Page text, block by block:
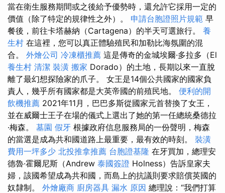
當在衛生服務期間或之後給予優勢時，還允許它採用一定的
價值（除了特定的規律性之外）。 申請台胞證照片規範 早
餐後，前往卡塔赫納（Cartagena）的半天可選旅行。 養
生村 在這裡，您可以真正體驗殖民和加勒比海氛圍的混
合。 外燴公司 冷凍櫃推薦 這是傳奇的金城埃爾·多拉多（El
養生村 清潔 裝潢 搬家 Dorado）的土地，長期以來一直脫
離了最幻想探險家的爪子。 女王是14個公共國家的國家負
責人，幾乎所有國家都是大英帝國的前殖民地。 便利的開
飲機推薦 2021年11月，巴巴多斯從國家元首替換了女王，
並在威爾士王子在場的儀式上選出了她的第一任總統桑德拉
·梅森。 墓園 假牙 根據政府信息服務局的一份聲明，梅森
的當選是成為共和國道路上最重要，最有效的時刻。 裝潢
費用一坪多少 北投推拿推薦 台胞證基隆 在牙買加，總理安
德魯·霍爾尼斯（Andrew 泰國簽證 Holness）告訴皇家夫
婦，該國希望成為共和國，而島上的抗議則要求賠償英國的
奴隸制。 外燴廠商 廚房器具 漏水 原因 總理說：“我們打算